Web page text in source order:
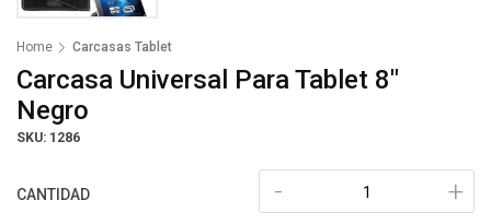
Home Carcasas Tablet
Carcasa Universal Para Tablet 8"
Negro
SKU: 1286
CANTIDAD +
-